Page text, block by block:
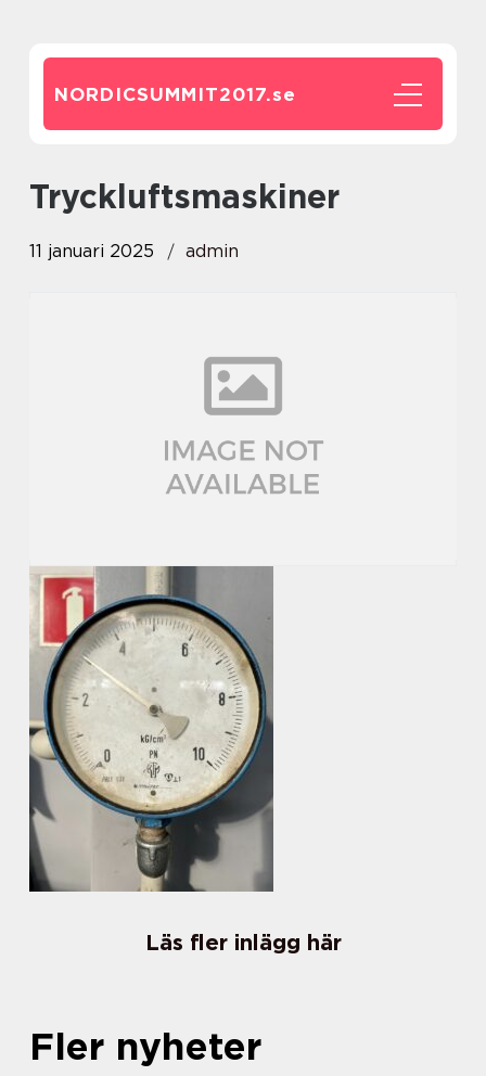
NORDICSUMMIT2017.se
tryckluftsmaskiner
11 januari 2025 admin
Läs fler inlägg här
Fler nyheter